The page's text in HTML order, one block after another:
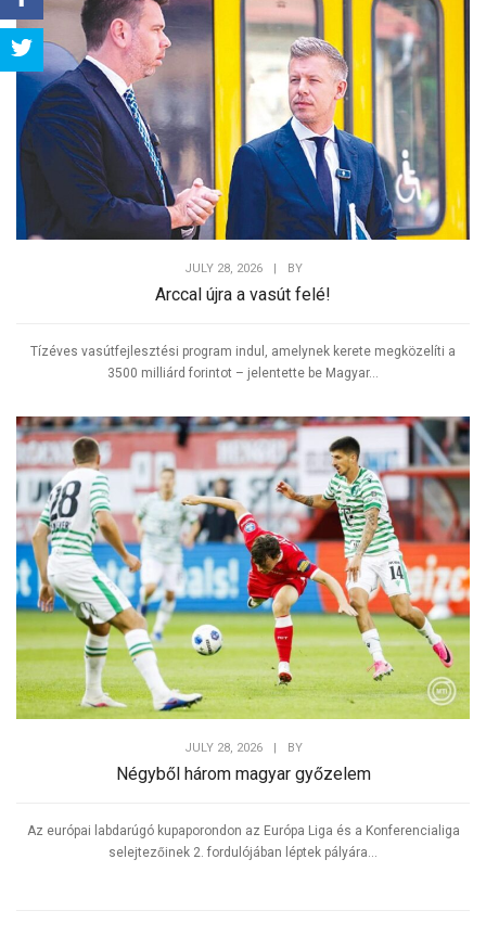
JULY 28, 2026 BY
Arccal újra a vasút felé!
Tízéves vasútfejlesztési program indul, amelynek kerete megközelíti a
3500 milliárd forintot – jelentette be Magyar...
JULY 28, 2026 | BY
Négyből három magyar győzelem
Az európai labdarúgó kupaporondon az Európa Liga és a Konferencialiga
selejtezőinek 2. fordulójában léptek pályára...
Share
Tweet